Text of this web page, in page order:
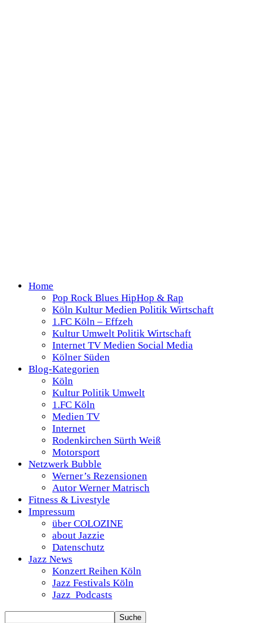
Home
Pop Rock Blues HipHop & Rap
Köln Kultur Medien Politik Wirtschaft
1.FC Köln – Effzeh
Kultur Umwelt Politik Wirtschaft
Internet TV Medien Social Media
Kölner Süden
Blog-Kategorien
Köln
Kultur Politik Umwelt
1.FC Köln
Medien TV
Internet
Rodenkirchen Sürth Weiß
Motorsport
Netzwerk Bubble
Werner’s Rezensionen
Autor Werner Matrisch
Fitness & Livestyle
Impressum
über COLOZINE
about Jazzie
Datenschutz
Jazz News
Konzert Reihen Köln
Jazz Festivals Köln
Jazz Podcasts